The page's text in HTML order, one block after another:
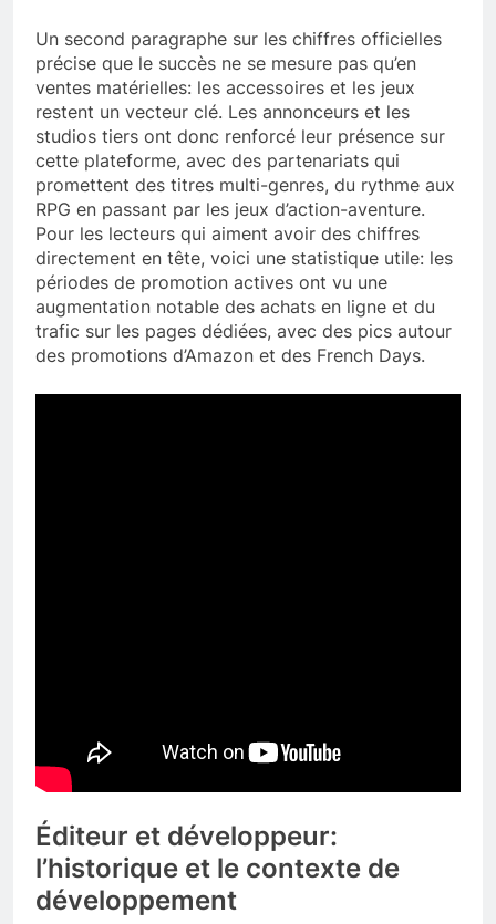
Un second paragraphe sur les chiffres officielles
précise que le succès ne se mesure pas qu’en
ventes matérielles: les accessoires et les jeux
restent un vecteur clé. Les annonceurs et les
studios tiers ont donc renforcé leur présence sur
cette plateforme, avec des partenariats qui
promettent des titres multi-genres, du rythme aux
RPG en passant par les jeux d’action-aventure.
Pour les lecteurs qui aiment avoir des chiffres
directement en tête, voici une statistique utile: les
périodes de promotion actives ont vu une
augmentation notable des achats en ligne et du
trafic sur les pages dédiées, avec des pics autour
des promotions d’Amazon et des French Days.
Éditeur et développeur:
l’historique et le contexte de
développement